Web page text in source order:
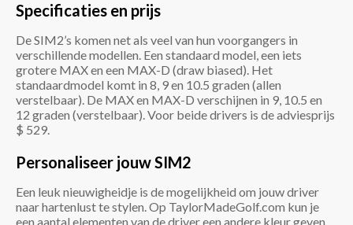
Specificaties en prijs
De SIM2’s komen net als veel van hun voorgangers in
verschillende modellen. Een standaard model, een iets
grotere MAX en een MAX-D (draw biased). Het
standaardmodel komt in 8, 9 en 10.5 graden (allen
verstelbaar). De MAX en MAX-D verschijnen in 9, 10.5 en
12 graden (verstelbaar). Voor beide drivers is de adviesprijs
$ 529.
Personaliseer jouw SIM2
Een leuk nieuwigheidje is de mogelijkheid om jouw driver
naar hartenlust te stylen. Op TaylorMadeGolf.com kun je
een aantal elementen van de driver een andere kleur geven